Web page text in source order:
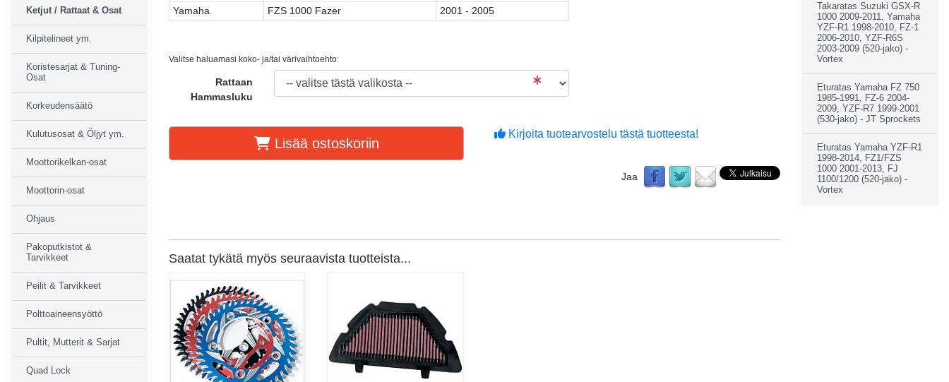
Yamaha
FZS 1000 Fazer 2001 - 2005
Valitse haluamasi koko- ja/tai värivaihtoehto:
Rattaan
Hammasluku
Lisää ostoskoriin
Kirjoita tuotearvostelu tästä tuotteesta!
Jaa
Saatat tykätä myös seuraavista tuotteista...
Ketjut / Rattaat & Osat
Kilpitelineet ym.
Koristesarjat & Tuning-
Osat
Korkeudensäätö
Kulutusosat & Öljyt ym.
Moottorikelkan-osat
Moottorin-osat
Ohjaus
Pakoputkistot &
Tarvikkeet
Peilit & Tarvikkeet
Polttoaineensyöttö
Pultit, Mutterit & Sarjat
Quad Lock
Takaratas Suzuki GSX-R
1000 2009-2011, Yamaha
YZF-R1 1998-2010, FZ-1
2006-2010, YZF-R6S
2003-2009 (520-jako) -
Vortex
Eturatas Yamaha FZ 750
1985-1991, FZ-6 2004-
2009, YZF-R7 1999-2001
(530-jako) - JT Sprockets
Eturatas Yamaha YZF-R1
1998-2014, FZ1/FZS
1000 2001-2013, FJ
1100/1200 (520-jako) -
Vortex